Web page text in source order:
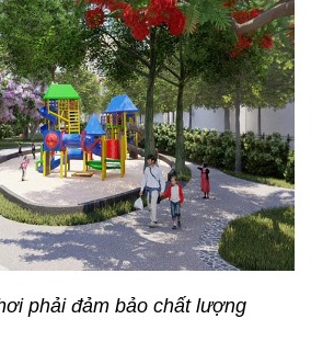
phải đảm bảo chất lượng